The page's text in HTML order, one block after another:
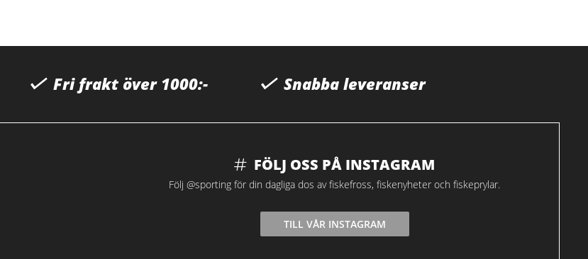
Fri frakt över 1000:- Snabba leveranser
FÖLJ OSS PÅ INSTAGRAM
Följ @sporting för din dagliga dos av fiskefross, fiskenyheter och fiskeprylar.
TILL VÅR INSTAGRAM